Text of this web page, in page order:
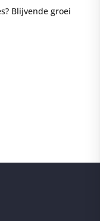
Blijvende groei